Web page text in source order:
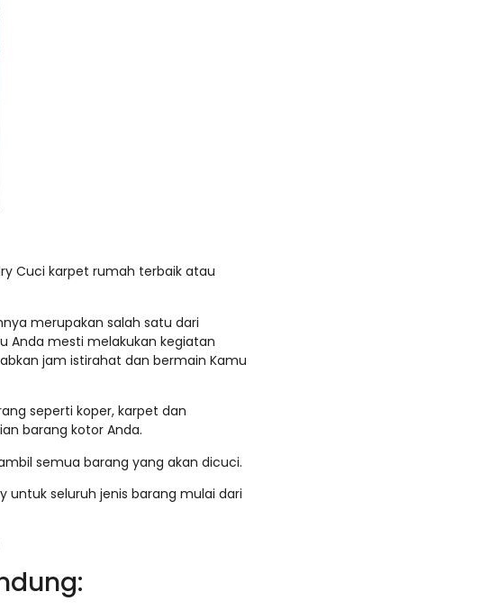
Cuci karpet rumah terbaik atau
merupakan salah satu dari
Anda mesti melakukan kegiatan
jam istirahat dan bermain Kamu
seperti koper, karpet dan
barang kotor Anda.
semua barang yang akan dicuci.
seluruh jenis barang mulai dari